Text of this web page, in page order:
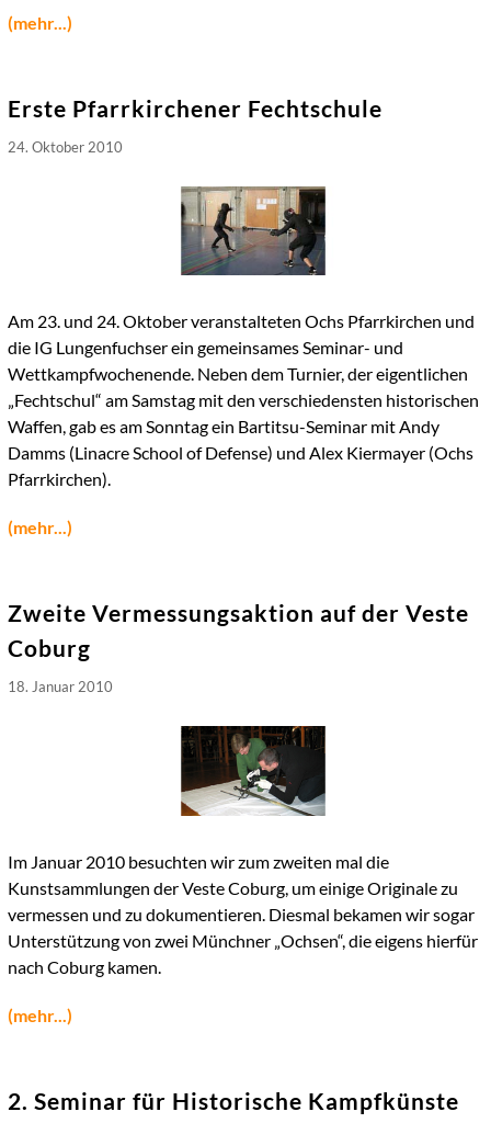
(mehr...)
Erste Pfarrkirchener Fechtschule
24. Oktober 2010
Am 23. und 24. Oktober veranstalteten Ochs Pfarrkirchen und
die IG Lungenfuchser ein gemeinsames Seminar- und
Wettkampfwochenende. Neben dem Turnier, der eigentlichen
„Fechtschul“ am Samstag mit den verschiedensten historischen
Waffen, gab es am Sonntag ein Bartitsu-Seminar mit Andy
Damms (Linacre School of Defense) und Alex Kiermayer (Ochs
Pfarrkirchen).
(mehr...)
Zweite Vermessungsaktion auf der Veste
Coburg
18. Januar 2010
Im Januar 2010 besuchten wir zum zweiten mal die
Kunstsammlungen der Veste Coburg, um einige Originale zu
vermessen und zu dokumentieren. Diesmal bekamen wir sogar
Unterstützung von zwei Münchner „Ochsen“, die eigens hierfür
nach Coburg kamen.
(mehr...)
2. Seminar für Historische Kampfkünste